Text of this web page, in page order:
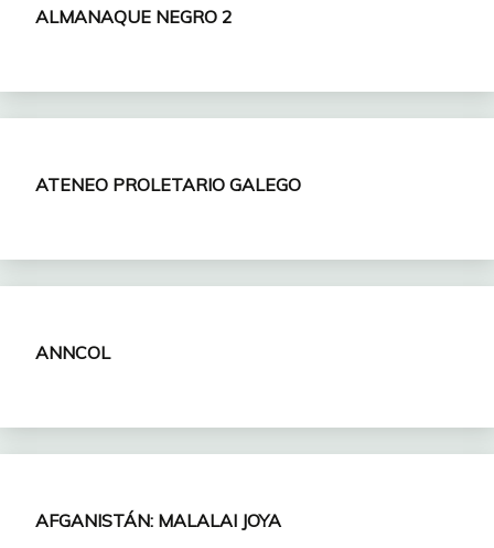
ALMANAQUE NEGRO 2
ATENEO PROLETARIO GALEGO
ANNCOL
AFGANISTÁN: MALALAI JOYA